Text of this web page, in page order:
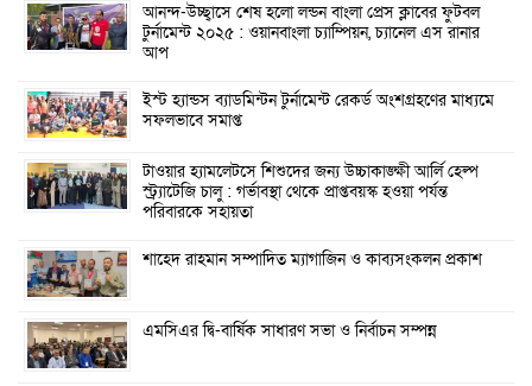
আনন্দ-উচ্ছ্বাসে শেষ হলো লন্ডন বাংলা প্রেস ক্লাবের ফুটবল
টুর্নামেন্ট ২০২৫ : ওয়ানবাংলা চ্যাম্পিয়ন, চ্যানেল এস রানার
আপ
ইস্ট হ্যান্ডস ব্যাডমিন্টন টুর্নামেন্ট রেকর্ড অংশগ্রহণের মাধ্যমে
সফলভাবে সমাপ্ত
টাওয়ার হ্যামলেটসে শিশুদের জন্য উচ্চাকাঙ্ক্ষী আর্লি হেল্প
স্ট্র্যাটেজি চালু : গর্ভাবস্থা থেকে প্রাপ্তবয়স্ক হওয়া পর্যন্ত
পরিবারকে সহায়তা
শাহেদ রাহমান সম্পাদিত ম্যাগাজিন ও কাব্যসংকলন প্রকাশ
এমসিএর দ্বি-বার্ষিক সাধারণ সভা ও নির্বাচন সম্পন্ন